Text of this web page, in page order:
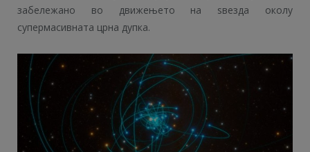
забележано во движењето на ѕвезда околу
супермасивната црна дупка.